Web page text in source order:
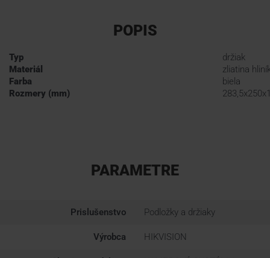
POPIS
Typ
držiak
Materiál
zliatina
Farba
biela
Rozmery (mm)
PARAMETRE
Prislušenstvo Podložky a držiaky
Výrobca HIKVISION